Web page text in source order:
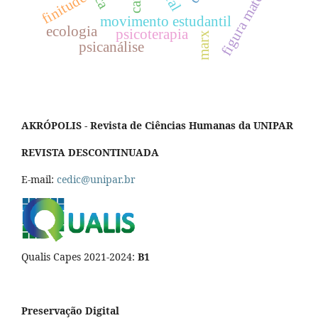
movimento estudantil
marx
psicoterapia
psicanálise
finitude
ecologia
AKRÓPOLIS - Revista de Ciências Humanas da UNIPAR
REVISTA DESCONTINUADA
E-mail: cedic@unipar.br
Qualis Capes 2021-2024: B1
Preservação Digital